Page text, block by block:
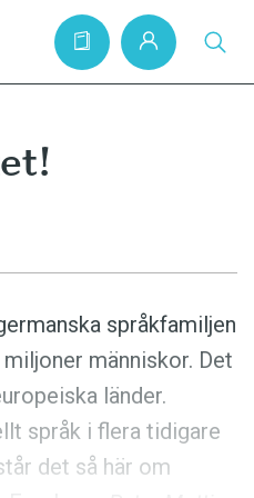
språkfamiljen
människor. Det
länder.
språk i flera tidigare
det så här om